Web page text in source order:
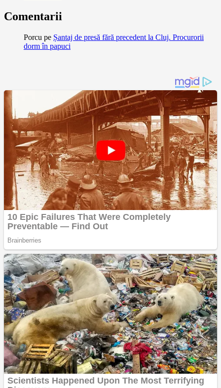
Comentarii
Porcu pe Șantaj de presă fără precedent la Cluj. Procurorii
dorm în papuci